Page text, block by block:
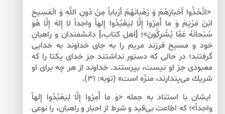
<اتَّخَذُوا أَحْبارَهُمْ وَ رُهْبانَهُمْ أَرْباباً مِنْ دُونِ اللَّهِ وَ الْمَسِيحَ
ابْنَ مَرْيَمَ وَ ما أُمِرُوا إِلَّا لِيَعْبُدُوا إِلهاً واحِداً لا إِلهَ إِلَّا هُوَ
سُبْحانَهُ عَمَّا يُشْرِكُونَ>؛ [اهل كتاب،] دانشمندان و راهبانِ
خود و مسيح فرزند مريم را به جاى خداوند به خدايى
گرفتند؛ در حالى كه دستور نداشتند جز خداى يكتا را كه
معبودى جز او نيست، بپرستند. خداوند از هر چه براى او
شريك مى‌پندارند، منزّه است» (توبه: ۳۱).
ايشان با استناد به جمله <وَ ما أُمِرُوا إِلَّا لِيَعْبُدُوا إِلهاً
واحِداً>؛ كه اطاعت بى‌قيد و شرط از احبار و راهبان، را نوعى